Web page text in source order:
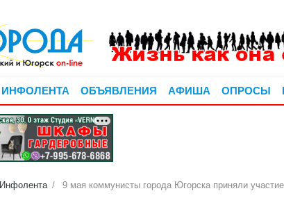
ИНФОЛЕНТА ОБЪЯВЛЕНИЯ АФИША ОПРОСЫ
Инфолента 9 мая коммунисты города Югорска приняли